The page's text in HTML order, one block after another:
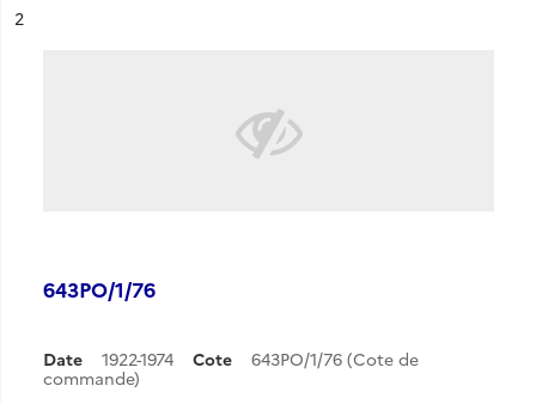
n°
2
643PO/1/76
Date 1922-1974 Cote
643PO/1/76 (Cote de
commande)